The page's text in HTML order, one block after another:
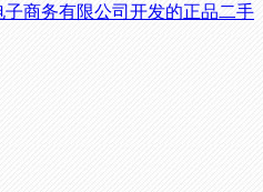
商务有限公司开发的正品二手